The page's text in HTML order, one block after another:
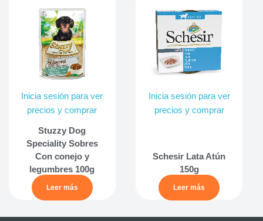
Inicia sesión para ver
precios y comprar
Stuzzy Dog
Speciality Sobres
Con conejo y
legumbres 100g
Leer más
Inicia sesión para ver
precios y comprar
Schesir Lata Atún
150g
Leer más